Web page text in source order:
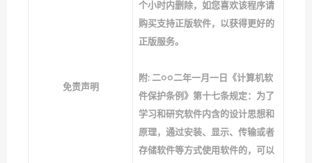
免责声明
个小时内删除，如您喜欢该程序请
购买支持正版软件，以获得更好的
正版服务。
附: 二○○二年一月一日《计算机软
件保护条例》第十七条规定：为了
学习和研究软件内含的设计思想和
原理，通过安装、显示、传输或者
存储软件等方式使用软件的，可以